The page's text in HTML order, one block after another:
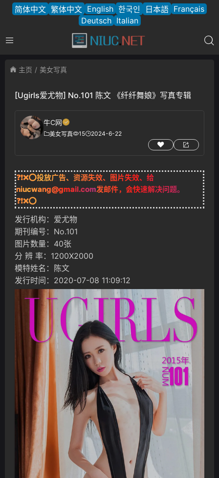
简体中文 繁体中文 English 한국인 日本語 Français
Deutsch Italian
主页 美女写真
[Ugirls爱尤物] No.101 陈文 《纤纤舞娘》写真专辑
牛C网
美女写真 15 2024-6-22
❓❗❌⭕投放广告、资源失效、图片失效、给
niucwang@gmail.com发邮件，会快速解决问题。
❓❗❌⭕
发行机构：爱尤物
期刊编号：No.101
图片数量：40张
分 辨 率：1200X2000
模特姓名：陈文
发行时间：2020-07-08 11:09:12